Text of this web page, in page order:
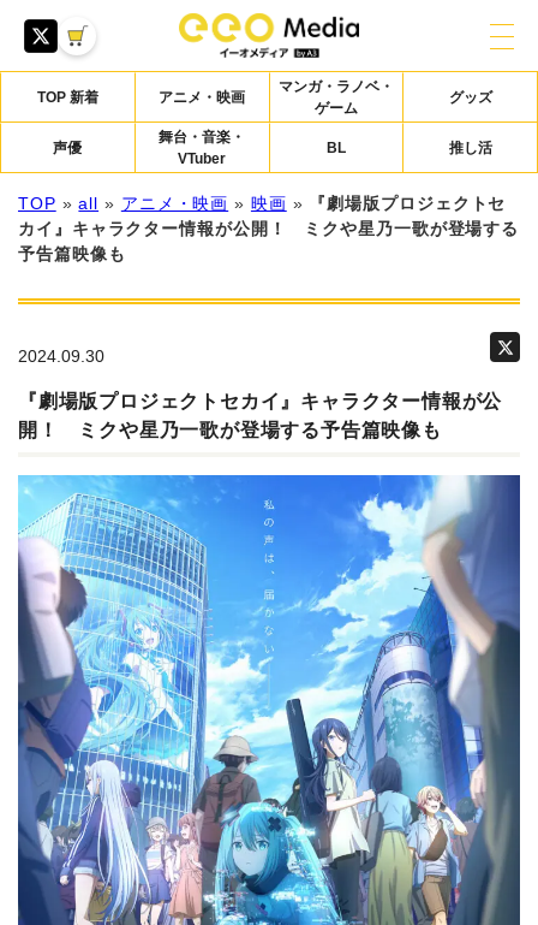
TOP 新着 アニメ・映画
マンガ・ラノベ・
ゲーム
グッズ
声優
舞台・音楽・
VTuber
BL 推し活
TOP »all » アニメ・映画 » 映画 »
『劇場版プロジェクトセ
カイ』キャラクター情報が公開！ ミクや星乃一歌が登場する
予告篇映像も
2024.09.30
『劇場版プロジェクトセカイ』キャラクター情報が公
開！ ミクや星乃一歌が登場する予告篇映像も